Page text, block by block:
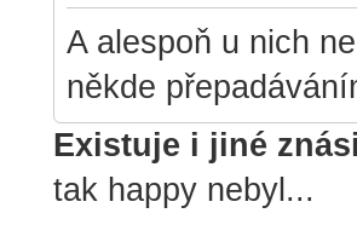
A alespoň u nich
někde
Existuje i jiné
tak happy nebyl...